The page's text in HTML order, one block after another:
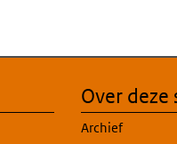
Over deze
Archief